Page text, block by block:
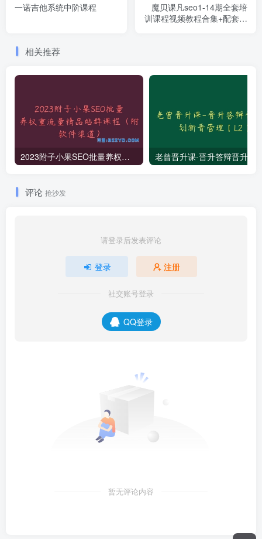
一诺吉他系统中阶课程
魔贝课凡seo1-14期全套培
训课程视频教程合集+配套软
相关推荐
2023附子小果SEO批量养权重流量精品站群课程（附软件渠道）
评论 抢沙发
请登录后发表评论
登录 注册
社交账号登录
QQ登录
暂无评论内容